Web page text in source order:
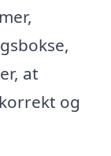
at
og